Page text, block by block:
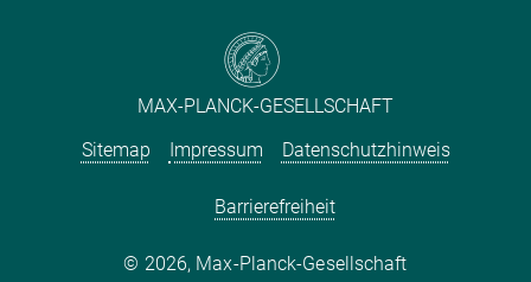
MAX-PLANCK-GESELLSCHAFT
Sitemap
Impressum Datenschutzhinweis
Barrierefreiheit
2026, Max-Planck-Gesellschaft